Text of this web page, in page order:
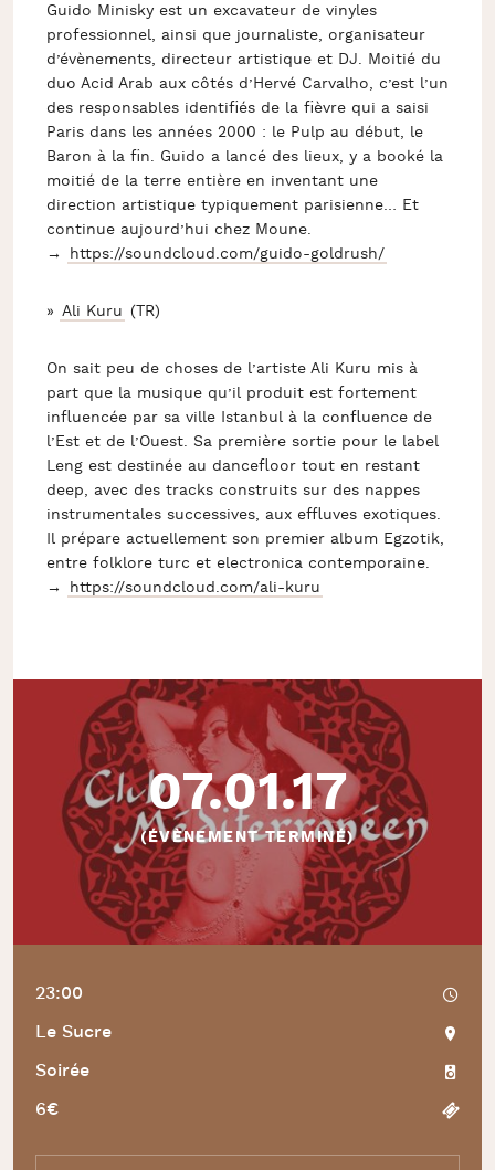
Guido Minisky est un excavateur de vinyles
professionnel, ainsi que journaliste, organisateur
d’évènements, directeur artistique et DJ. Moitié du
duo Acid Arab aux côtés d’Hervé Carvalho, c’est l’un
des responsables identifiés de la fièvre qui a saisi
Paris dans les années 2000 : le Pulp au début, le
Baron à la fin. Guido a lancé des lieux, y a booké la
moitié de la terre entière en inventant une
direction artistique typiquement parisienne… Et
continue aujourd’hui chez Moune.
→
https://soundcloud.com/guido-goldrush/
» Ali Kuru (TR)
On sait peu de choses de l’artiste Ali Kuru mis à
part que la musique qu’il produit est fortement
influencée par sa ville Istanbul à la confluence de
l’Est et de l’Ouest. Sa première sortie pour le label
Leng est destinée au dancefloor tout en restant
deep, avec des tracks construits sur des nappes
instrumentales successives, aux effluves exotiques.
Il prépare actuellement son premier album Egzotik,
entre folklore turc et electronica contemporaine.
→
https://soundcloud.com/ali-kuru
07.01.17
(ÉVÈNEMENT TERMINÉ)
23:00
Le Sucre
Soirée
6€